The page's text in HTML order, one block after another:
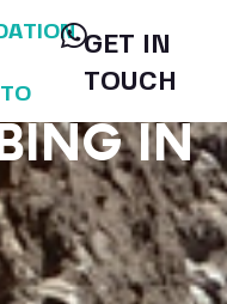
GET IN
TOUCH
IN